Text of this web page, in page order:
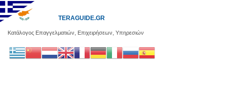
Κατάλογος Επαγγελματιών, Επιχειρήσεων, Υπηρεσιών
TERAGUIDE.GR